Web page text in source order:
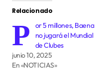
Relacionado
P
or 5 millones, Baena
no jugará el Mundial
de Clubes
junio 10, 2025
En «NOTICIAS»